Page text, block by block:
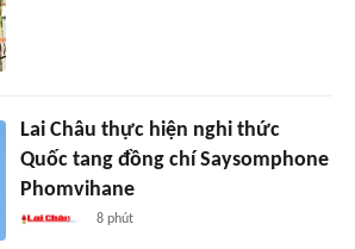
Lai Châu thực hiện nghi thức
Quốc tang đồng chí Saysomphone
Phomvihane
8 phút